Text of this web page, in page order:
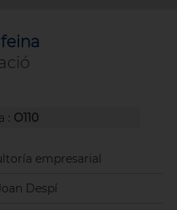
: O110
empresarial
Despí